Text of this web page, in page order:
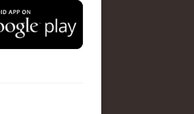
app-store.png